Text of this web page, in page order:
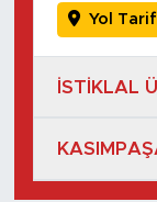
Yol
İSTİKLAL